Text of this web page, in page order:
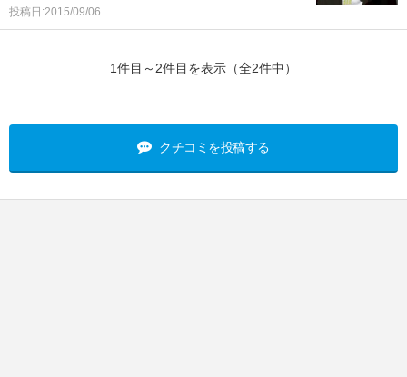
投稿日:2015/09/06
1件目～2件目を表示（全2件中）
クチコミを投稿する